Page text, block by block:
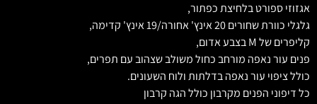
אגזוזי ספורט בלחיצת כפתור,
גלגלי כוורת שחורים 20 אינץ' אחורה/19 אינץ' קדימה,
קליפרים של M בצבע אדום,
פנים עור נאפה מורחב כחול משולב שצהוב עם תפרים,
כולל ציפוי עור נאפה בדלתות ולוח השעונים.
כל דיפוני הפנים מקרבון כולל הגה קרבון